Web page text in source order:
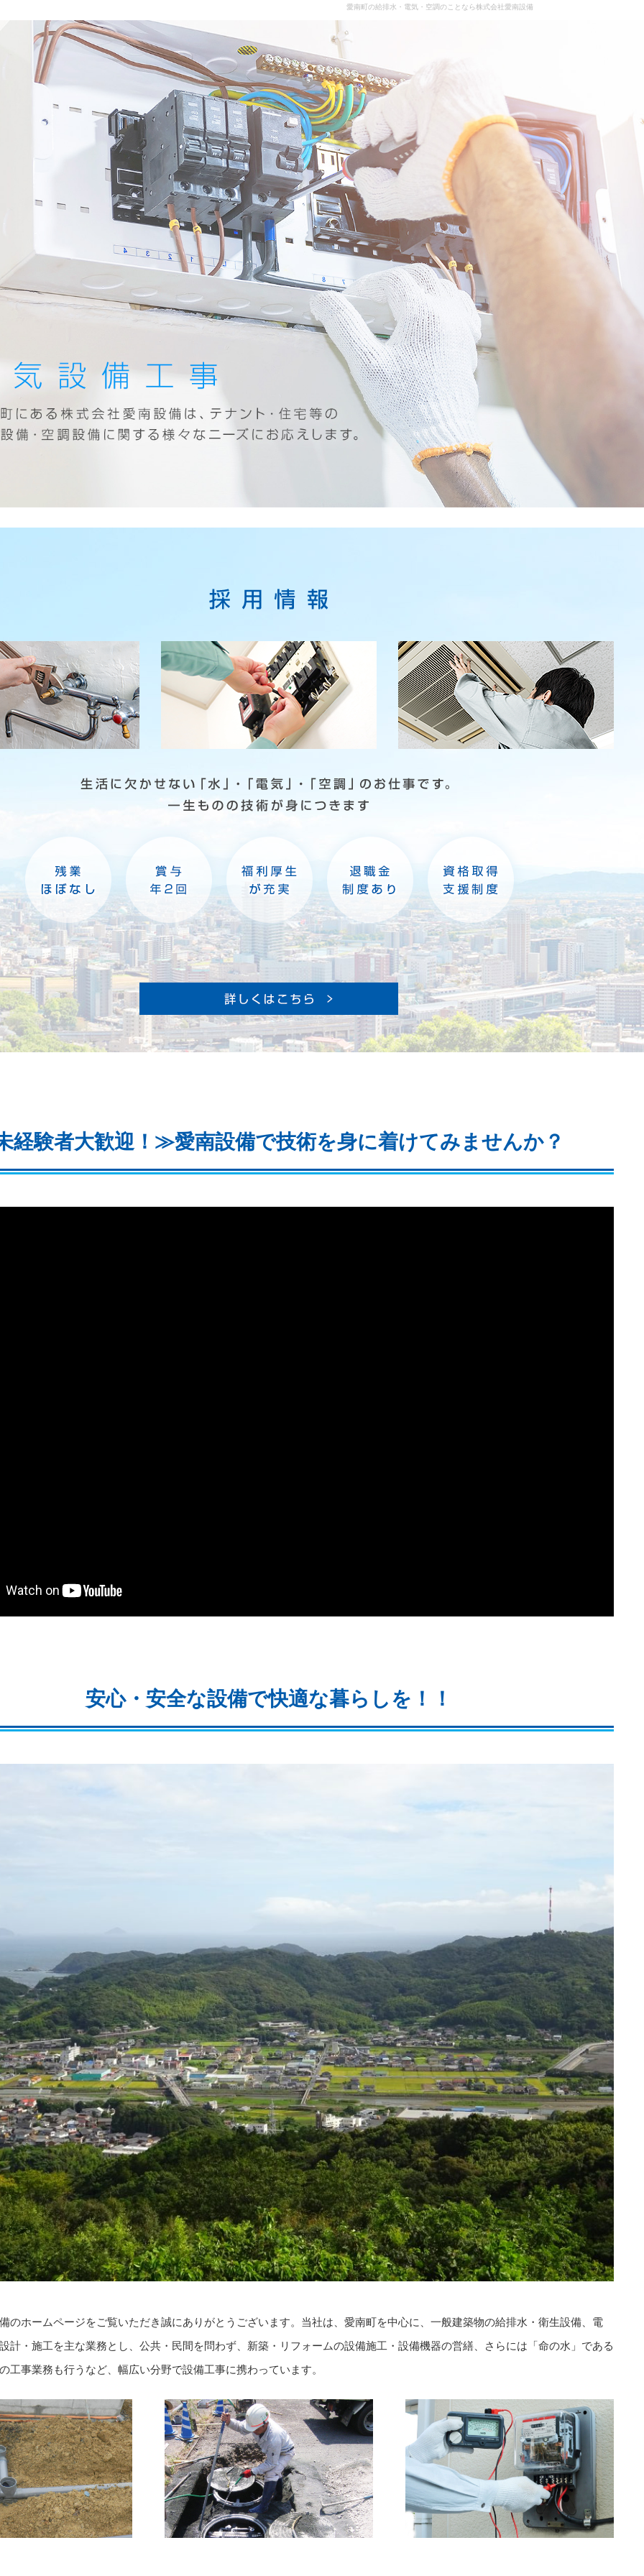
愛南町の給排水・電気・空調のことなら株式会社愛南設備
求人情報
経験者大歓迎！≫愛南設備で技術を身に着けてみませんか？
安心・安全な設備で快適な暮らしを！！
のホームページをご覧いただき誠にありがとうございます。当社は、愛南町を中心に、一般建築物の給排水・衛生設備、電
計・施工を主な業務とし、公共・民間を問わず、新築・リフォームの設備施工・設備機器の営繕、さらには「命の水」である
工事業務も行うなど、幅広い分野で設備工事に携わっています。